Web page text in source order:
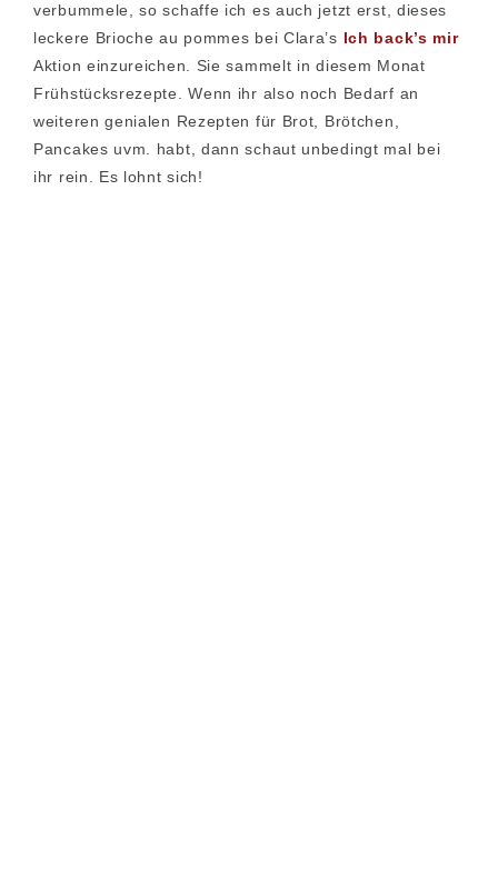
verbummele, so schaffe ich es auch jetzt erst, dieses
leckere Brioche au pommes bei Clara’s Ich back’s mir
Aktion einzureichen. Sie sammelt in diesem Monat
Frühstücksrezepte. Wenn ihr also noch Bedarf an
weiteren genialen Rezepten für Brot, Brötchen,
Pancakes uvm. habt, dann schaut unbedingt mal bei
ihr rein. Es lohnt sich!